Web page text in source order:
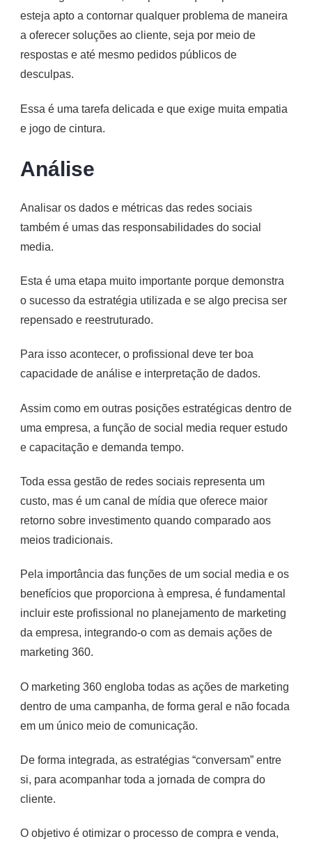
esteja apto a contornar qualquer problema de maneira
a oferecer soluções ao cliente, seja por meio de
respostas e até mesmo pedidos públicos de
desculpas.
Essa é uma tarefa delicada e que exige muita empatia
e jogo de cintura.
Análise
Analisar os dados e métricas das redes sociais
também é umas das responsabilidades do social
media.
Esta é uma etapa muito importante porque demonstra
o sucesso da estratégia utilizada e se algo precisa ser
repensado e reestruturado.
Para isso acontecer, o profissional deve ter boa
capacidade de análise e interpretação de dados.
Assim como em outras posições estratégicas dentro de
uma empresa, a função de social media requer estudo
e capacitação e demanda tempo.
Toda essa gestão de redes sociais representa um
custo, mas é um canal de mídia que oferece maior
retorno sobre investimento quando comparado aos
meios tradicionais.
Pela importância das funções de um social media e os
benefícios que proporciona à empresa, é fundamental
incluir este profissional no planejamento de marketing
da empresa, integrando-o com as demais ações de
marketing 360.
O marketing 360 engloba todas as ações de marketing
dentro de uma campanha, de forma geral e não focada
em um único meio de comunicação.
De forma integrada, as estratégias “conversam” entre
si, para acompanhar toda a jornada de compra do
cliente.
O objetivo é otimizar o processo de compra e venda,